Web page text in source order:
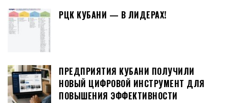
РЦК КУБАНИ — В ЛИДЕРАХ!
ПРЕДПРИЯТИЯ КУБАНИ ПОЛУЧИЛИ
НОВЫЙ ЦИФРОВОЙ ИНСТРУМЕНТ ДЛЯ
ПОВЫШЕНИЯ ЭФФЕКТИВНОСТИ